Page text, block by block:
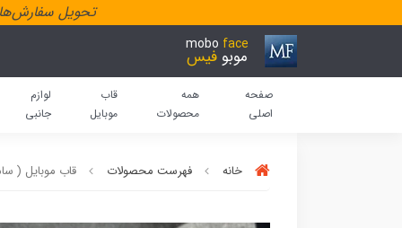
تحویل
mobo face
موبو فیس
صفحه
اصلی
همه
محصولات
قاب
موبایل
لوازم
جانبی
خانه فهرست محصولات قاب موبایل (